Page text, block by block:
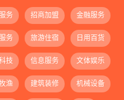
务 招商加盟 金融服务
务 旅游住宿 日用百货
技 信息服务 文体娱乐
渔 建筑装修 机械设备